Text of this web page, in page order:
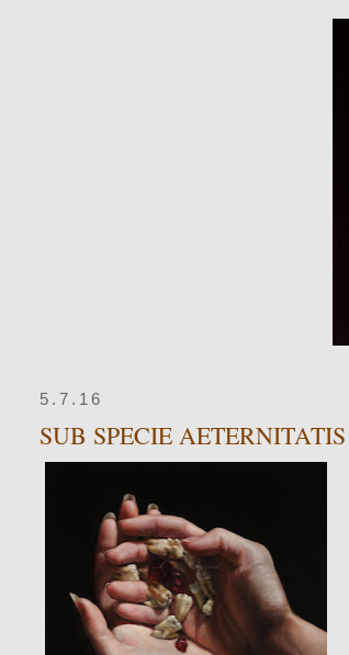
5.7.16
SUB SPECIE AETERNITATIS